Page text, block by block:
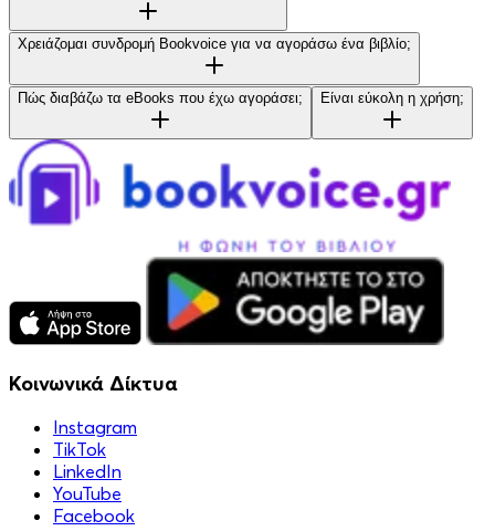
Χρειάζομαι συνδρομή Bookvoice για να αγοράσω ένα βιβλίο;
Πώς διαβάζω τα eBooks που έχω αγοράσει; Είναι εύκολη η χρήση;
Κοινωνικά Δίκτυα
Instagram
TikTok
LinkedIn
YouTube
Facebook